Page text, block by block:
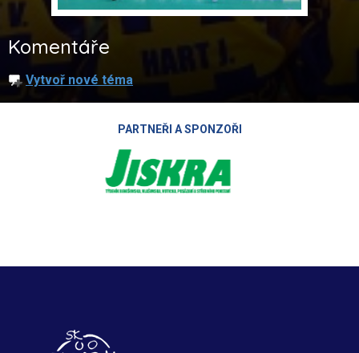
Komentáře
Vytvoř nové téma
PARTNEŘI A SPONZOŘI